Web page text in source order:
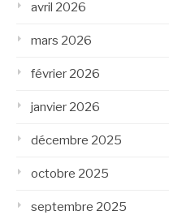
avril 2026
mars 2026
février 2026
janvier 2026
décembre 2025
octobre 2025
septembre 2025